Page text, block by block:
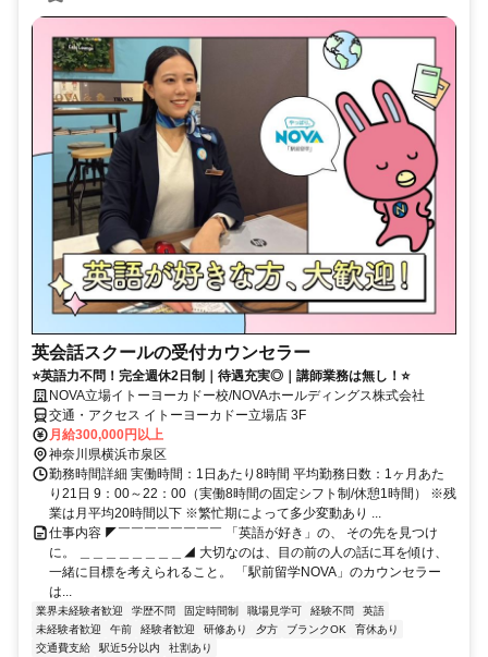
英会話スクールの受付カウンセラー
⭐英語力不問！完全週休2日制｜待遇充実◎｜講師業務は無し！⭐
NOVA立場イトーヨーカドー校/NOVAホールディングス株式会社
交通・アクセス イトーヨーカドー立場店 3F
月給300,000円以上
神奈川県横浜市泉区
勤務時間詳細 実働時間：1日あたり8時間 平均勤務日数：1ヶ月あた
り21日 9：00～22：00（実働8時間の固定シフト制/休憩1時間） ※残
業は月平均20時間以下 ※繁忙期によって多少変動あり ...
仕事内容 ◤￣￣￣￣￣￣￣￣ 「英語が好き」の、 その先を見つけ
に。 ＿＿＿＿＿＿＿＿◢ 大切なのは、目の前の人の話に耳を傾け、
一緒に目標を考えられること。 「駅前留学NOVA」のカウンセラー
は...
業界未経験者歓迎 学歴不問 固定時間制 職場見学可 経験不問
英語
未経験者歓迎
午前 経験者歓迎 研修あり 夕方 ブランクOK
育休あり
交通費支給
駅近5分以内 社割あり